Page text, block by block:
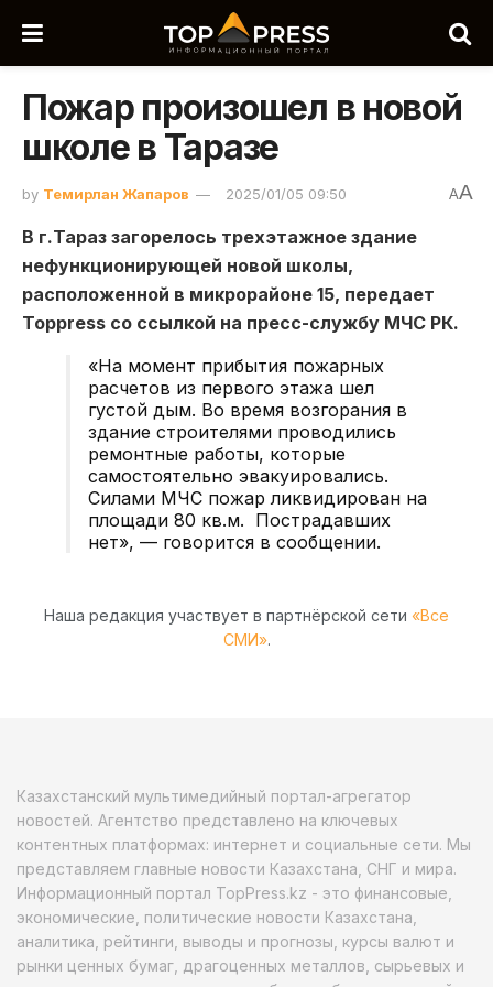
Пожар произошел в новой
школе в Таразе
by Темирлан Жапаров 2025/01/05 09:50 AA
В г.Тараз загорелось трехэтажное здание
нефункционирующей новой школы,
расположенной в микрорайоне 15, передает
Toppress со ссылкой на пресс-службу МЧС РК.
«На момент прибытия пожарных
расчетов из первого этажа шел
густой дым. Во время возгорания в
здание строителями проводились
ремонтные работы, которые
самостоятельно эвакуировались.
Силами МЧС пожар ликвидирован на
площади 80 кв.м. Пострадавших
нет», — говорится в сообщении.
Наша редакция участвует в партнёрской сети «Все
СМИ».
Казахстанский мультимедийный портал-агрегатор
новостей. Агентство представлено на ключевых
контентных платформах: интернет и социальные сети. Мы
представляем главные новости Казахстана, СНГ и мира.
Информационный портал TopPress.kz - это финансовые,
экономические, политические новости Казахстана,
аналитика, рейтинги, выводы и прогнозы, курсы валют и
рынки ценных бумаг, драгоценных металлов, сырьевых и